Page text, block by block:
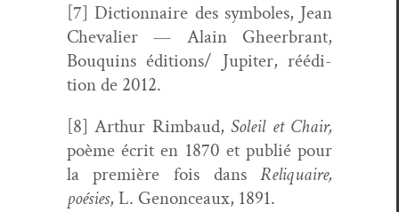
[7] Dic­tio­n­naire des sym­bol­es, Jean
Cheva­lier — Alain Gheer­brant,
Bouquins éditions/ Jupiter, réédi­
tion de 2012.
[8] Arthur Rim­baud, Soleil et Chair,
poème écrit en 1870 et pub­lié pour
la pre­mière fois dansReli­quaire,
poésies, L. Genon­ceaux, 1891.